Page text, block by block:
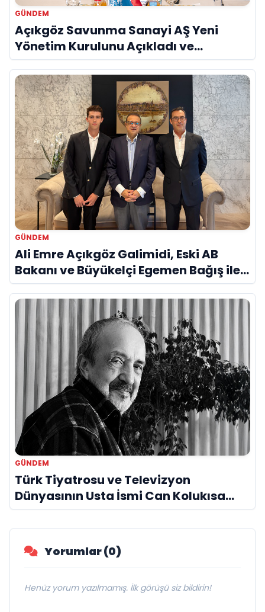
GÜNDEM
Açıkgöz Savunma Sanayi AŞ Yeni
Yönetim Kurulunu Açıkladı ve
Savunma Sanayinde Küresel Vizyon
Vurgusu
GÜNDEM
Ali Emre Açıkgöz Galimidi, Eski AB
Bakanı ve Büyükelçi Egemen Bağış ile
Bir Araya Geldi
GÜNDEM
Türk Tiyatrosu ve Televizyon
Dünyasının Usta İsmi Can Kolukısa
Hayatını Kaybetti
Yorumlar (0)
Henüz yorum yazılmamış. İlk görüşü siz bildirin!